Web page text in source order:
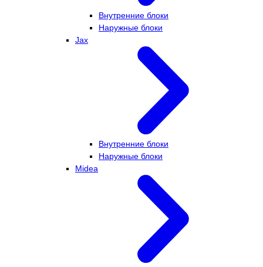
Внутренние блоки
Наружные блоки
Jax
Внутренние блоки
Наружные блоки
Midea